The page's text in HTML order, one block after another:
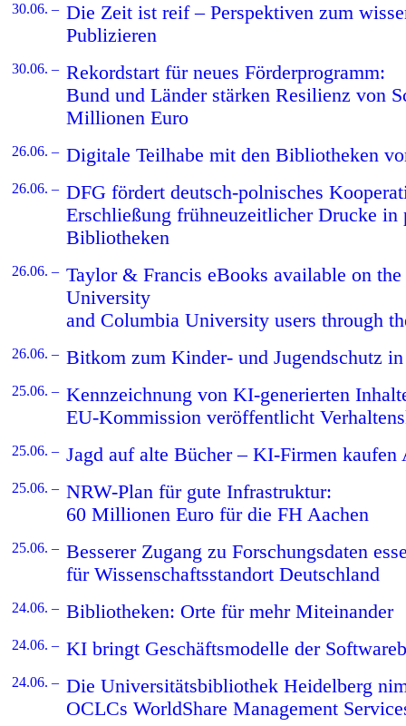
30.06. – Die Zeit ist reif – Perspektiven zum
Publizieren
30.06. – Rekordstart für neues Förderprogramm:
Bund und Länder stärken Resilienz von
Millionen Euro
26.06. – Digitale Teilhabe mit den Bibliotheken
26.06. – DFG fördert deutsch-polnisches
Erschließung frühneuzeitlicher Drucke in
Bibliotheken
26.06. – Taylor & Francis eBooks available on
University
and Columbia University users through
26.06. – Bitkom zum Kinder- und Jugendschutz
25.06. – Kennzeichnung von KI-generierten
EU-Kommission veröffentlicht
25.06. – Jagd auf alte Bücher – KI-Firmen kaufen
25.06. – NRW-Plan für gute Infrastruktur:
60 Millionen Euro für die FH Aachen
25.06. – Besserer Zugang zu Forschungsdaten
für Wissenschaftsstandort Deutschland
24.06. – Bibliotheken: Orte für mehr Miteinander
24.06. – KI bringt Geschäftsmodelle der
24.06. – Die Universitätsbibliothek Heidelberg
OCLCs WorldShare Management